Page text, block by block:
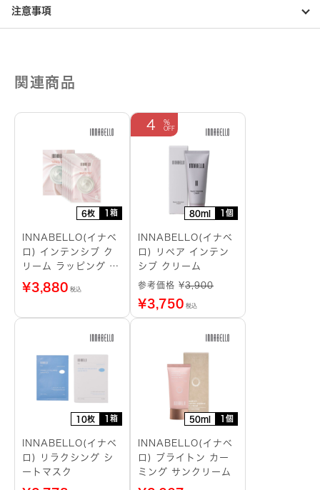
注意事項
関連商品
6枚 1箱
INNABELLO(イナベ
ロ) インテンシブ ク
リーム ラッピング シ
ートマスク
¥3,880 税込
80ml 1個
4
INNABELLO(イナベ
ロ) リペア インテン
シブ クリーム
参考価格 ¥3,900
¥3,750 税込
10枚 1箱
INNABELLO(イナベ
ロ) リラクシング シ
ートマスク
50ml 1個
INNABELLO(イナベ
ロ) ブライトン カー
ミング サンクリーム